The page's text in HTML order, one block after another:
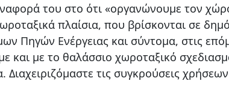
του στο ότι «οργανώνουμε τον
πλαίσια, που βρίσκονται σε
Πηγών Ενέργειας και σύντομα, στις
και με το θαλάσσιο χωροταξικό
Διαχειριζόμαστε τις συγκρούσεις